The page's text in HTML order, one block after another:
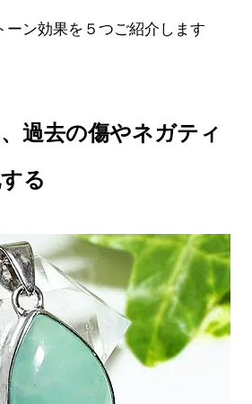
ーン効果を５つご紹介します
過去の傷やネガティ
る